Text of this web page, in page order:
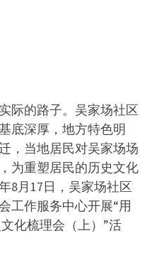
际的路子。吴家场社区
底深厚，地方特色明
，当地居民对吴家场场
为重塑居民的历史文化
8月17日，吴家场社区
工作服务中心开展“用
化梳理会（上）”活